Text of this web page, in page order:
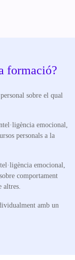
formació?
sobre el qual
emocional,
personals a la
emocional,
comportament
altres.
amb un